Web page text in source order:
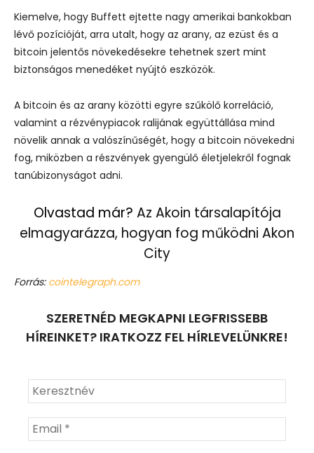
Kiemelve, hogy Buffett ejtette nagy amerikai bankokban
lévő pozícióját, arra utalt, hogy az arany, az ezüst és a
bitcoin jelentős növekedésekre tehetnek szert mint
biztonságos menedéket nyújtó eszközök.
A bitcoin és az arany közötti egyre szűkölő korreláció,
valamint a rézvénypiacok ralijának együttállása mind
növelik annak a valószínűségét, hogy a bitcoin növekedni
fog, miközben a részvények gyengülő életjelekről fognak
tanúbizonyságot adni.
Olvastad már? Az Akoin társalapítója
elmagyarázza, hogyan fog működni Akon
City
Forrás:cointelegraph.com
SZERETNÉD MEGKAPNI LEGFRISSEBB
HÍREINKET? IRATKOZZ FEL HÍRLEVELÜNKRE!